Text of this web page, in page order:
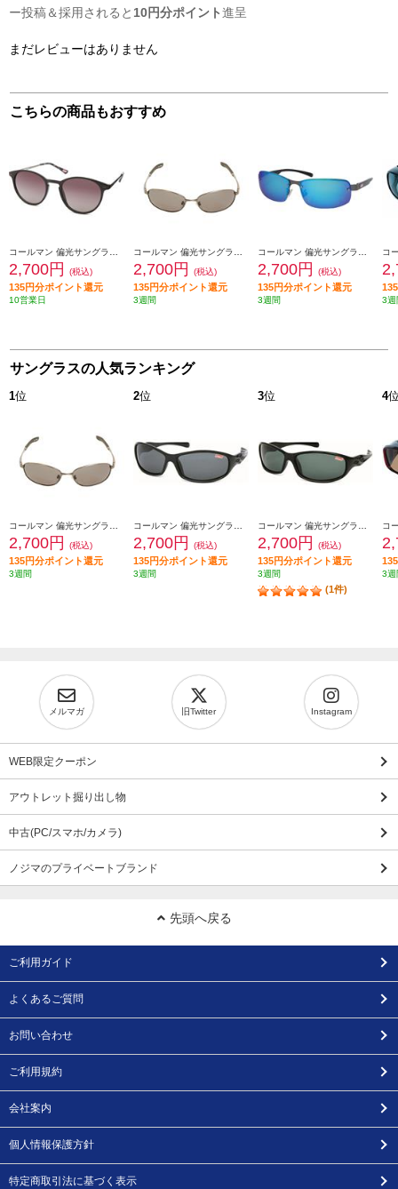
ー投稿＆採用されると 10円分ポイント進呈
まだレビューはありません
こちらの商品もおすすめ
2,700円 (税込)
135円分ポイント還元
10営業日
2,700円 (税込)
135円分ポイント還元
3週間
2,700円 (税込)
135円分ポイント還元
3週間 3週
サングラスの人気ランキング
1位
2,700円 (税込)
135円分ポイント還元
3週間
2位
2,700円 (税込)
135円分ポイント還元
3週間
3位
2,700円 (税込)
135円分ポイント還元
3週間
(1件)
4
3週
メルマガ 旧Twitter Instagram
WEB限定クーポン
アウトレット掘り出し物
中古(PC/スマホ/カメラ)
ノジマのプライベートブランド
先頭へ戻る
ご利用ガイド
よくあるご質問
お問い合わせ
ご利用規約
会社案内
個人情報保護方針
特定商取引法に基づく表示